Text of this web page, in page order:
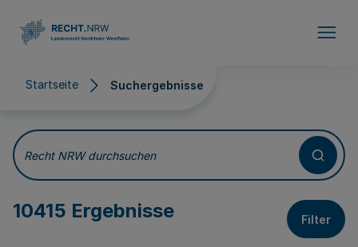
Startseite Suchergebnisse
Suchergebnisse
Recht NRW durchsuchen
10415 Ergebnisse Filter